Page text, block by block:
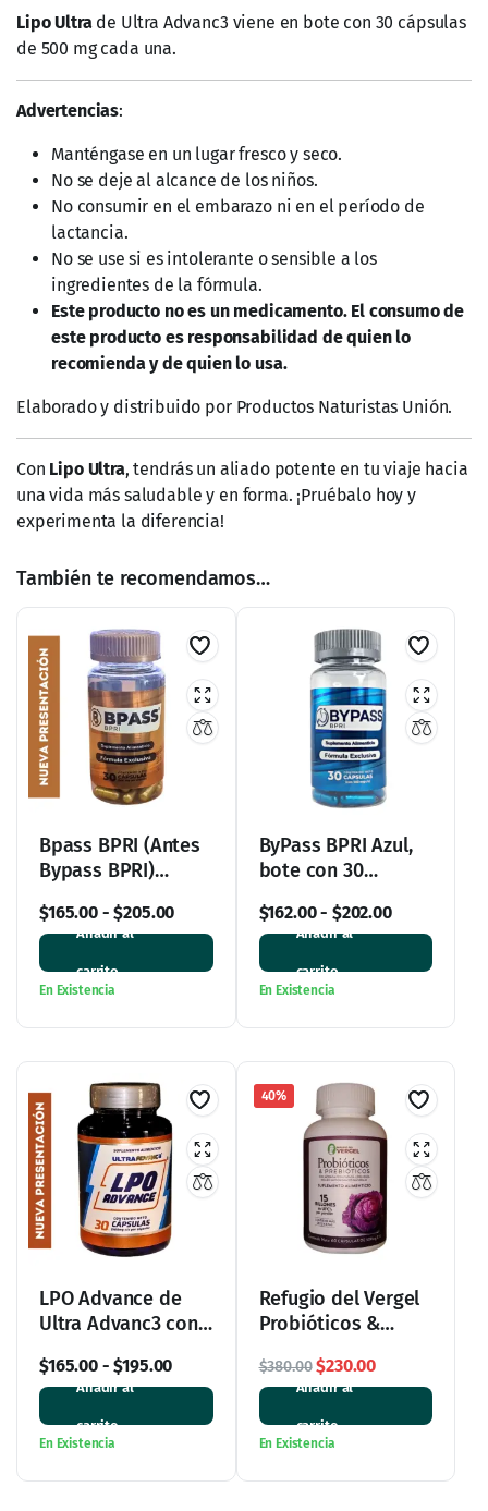
carrito
En Existencia
carrito
Ultra Advanc3 con GEL de
120 gramos
$389.50
Añadir al
carrito
En Existencia
Mango Africano Master
Magic
$165.00 -$195.00
carrito
En Existencia